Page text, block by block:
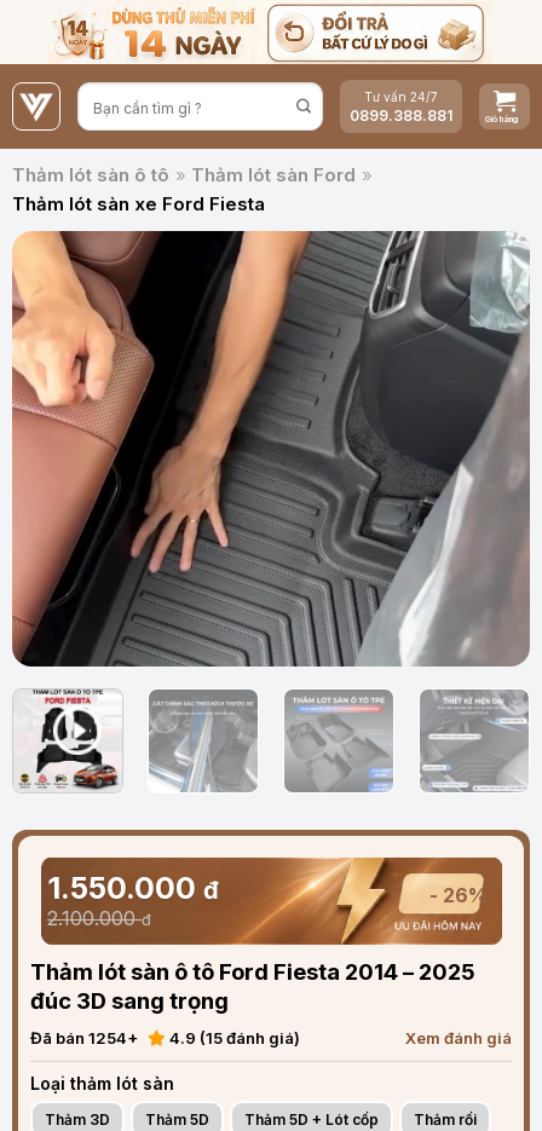
nội
dung
Tư vấn 24/7
0899.388.881
Thảm lót sàn ô tô » Thảm lót sàn Ford »
Thảm lót sàn xe Ford Fiesta
1.550.000 đ
2.100.000đ
- 26%
Thảm lót sàn ô tô Ford Fiesta 2014 – 2025
đúc 3D sang trọng
Đã bán 1254+ 4.9 (15 đánh giá) Xem đánh giá
Loại thảm lót sàn
Thảm 3D Thảm 5D Thảm 5D + Lót cốp Thảm rối